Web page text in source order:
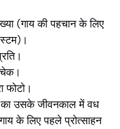
(गाय की पहचान के लिए
फोटो।
उसके जीवनकाल में वध
के लिए पहले प्रोत्साहन